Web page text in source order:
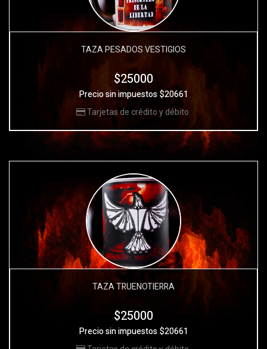
TAZA PESADOS VESTIGIOS
$25000
Precio sin impuestos $20661
Tarjetas de crédito y débito.
TAZA TRUENOTIERRA
$25000
Precio sin impuestos $20661